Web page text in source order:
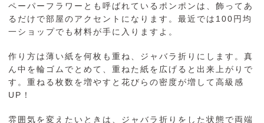
ペーパーフラワーとも呼ばれているポンポンは、飾ってあ
るだけで部屋のアクセントになります。最近では100円均
一ショップでも材料が手に入りますよ。
作り方は薄い紙を何枚も重ね、ジャバラ折りにします。真
ん中を輪ゴムでとめて、重ねた紙を広げると出来上がりで
す。重ねる枚数を増やすと花びらの密度が増して高級感
UP！
雰囲気を変えたいときは、ジャバラ折りをした状態で両端